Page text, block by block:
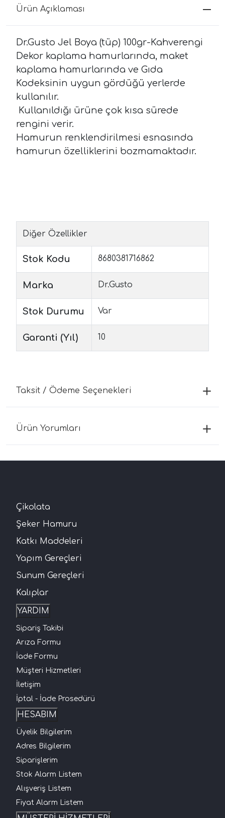
Ürün Açıklaması
Dr.Gusto Jel Boya (tüp) 100gr-Kahverengi
Dekor kaplama hamurlarında, maket
kaplama hamurlarında ve Gıda
Kodeksinin uygun gördüğü yerlerde
kullanılır.
Kullanıldığı ürüne çok kısa sürede
rengini verir.
Hamurun renklendirilmesi esnasında
hamurun özelliklerini bozmamaktadır.
Diğer Özellikler
Stok Kodu 8680381716862
Marka Dr.Gusto
Stok Durumu Var
Garanti (Yıl) 10
Taksit / Ödeme Seçenekleri
Ürün Yorumları
Çikolata
Şeker Hamuru
Katkı Maddeleri
Yapım Gereçleri
Sunum Gereçleri
Kalıplar
YARDIM
Sipariş Takibi
Arıza Formu
İade Formu
Müşteri Hizmetleri
İletişim
İptal - İade Prosedürü
HESABIM
Üyelik Bilgilerim
Adres Bilgilerim
Siparişlerim
Stok Alarm Listem
Alışveriş Listem
Fiyat Alarm Listem